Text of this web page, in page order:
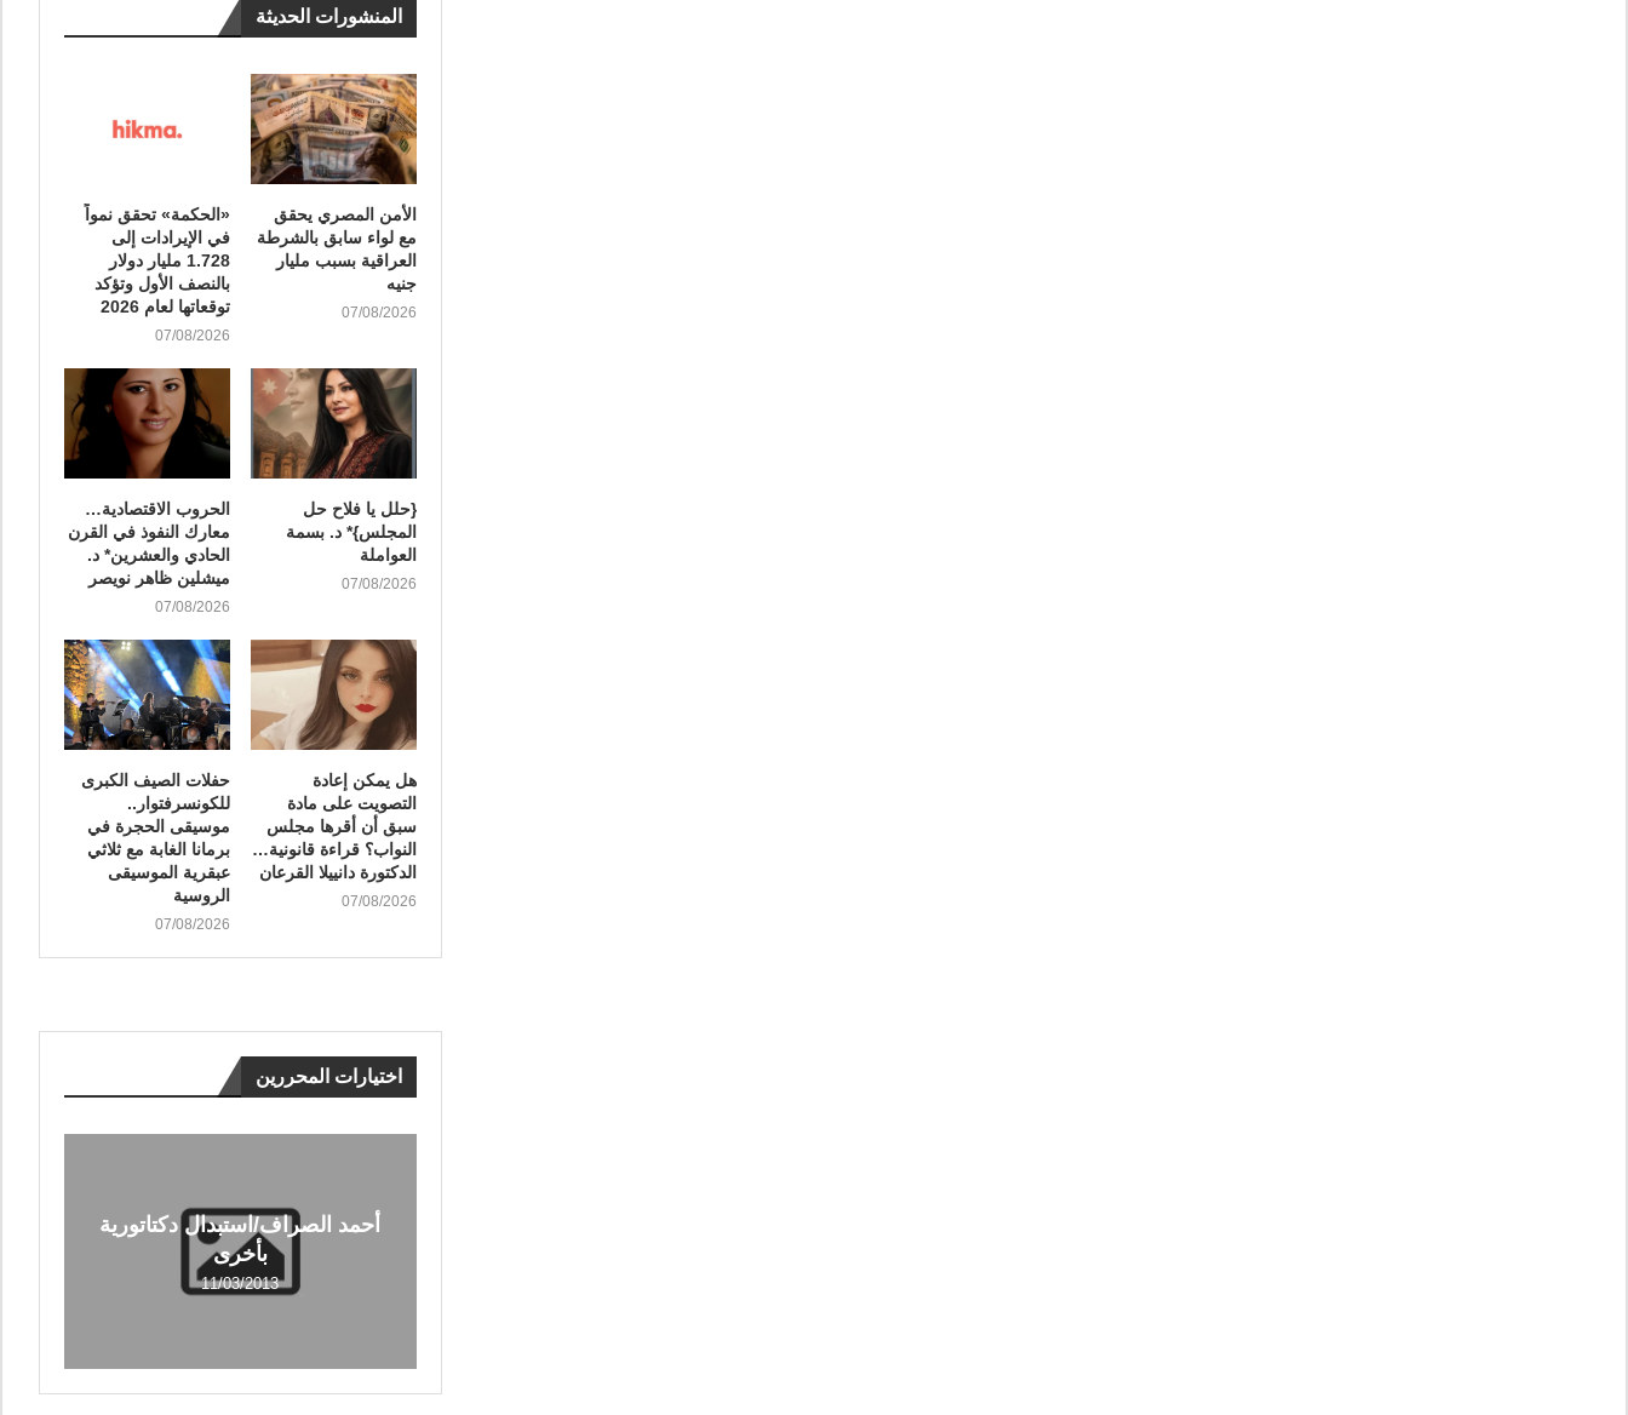
المنشورات الحديثة
الأمن المصري يحقق
مع لواء سابق بالشرطة
العراقية بسبب مليار
جنيه
07/08/2026
«الحكمة» تحقق نمواً
في الإيرادات إلى
1.728 مليار دولار
بالنصف الأول وتؤكد
توقعاتها لعام 2026
07/08/2026
{حلل يا فلاح حل
المجلس}* د. بسمة
العواملة
07/08/2026
الحروب الاقتصادية…
معارك النفوذ في القرن
الحادي والعشرين* د.
ميشلين ظاهر نويصر
07/08/2026
هل يمكن إعادة
التصويت على مادة
سبق أن أقرها مجلس
النواب؟ قراءة قانونية…
الدكتورة دانييلا القرعان
07/08/2026
​حفلات الصيف الكبرى
للكونسرفتوار..
موسيقى الحجرة في
برمانا الغابة مع ثلاثي
عبقرية الموسيقى
الروسية
07/08/2026
اختيارات المحررين
أحمد الصراف/استبدال دكتاتورية
بأخرى
11/03/2013